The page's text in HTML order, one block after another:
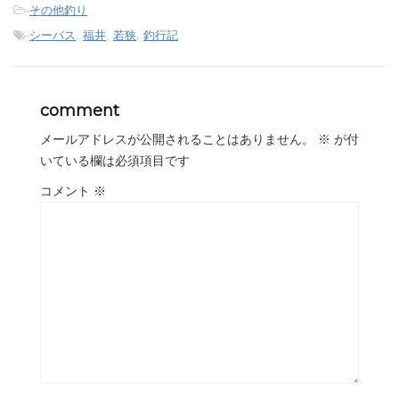
-その他釣り
-シーバス 福井 若狭 釣行記
comment
メールアドレスが公開されることはありません。 ※ が付
いている欄は必須項目です
コメント ※